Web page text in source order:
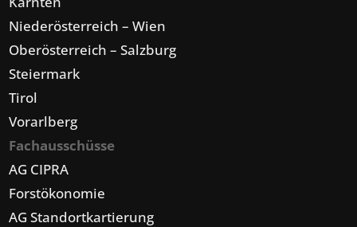
Niederösterreich – Wien
Oberösterreich – Salzburg
Steiermark
Tirol
Vorarlberg
Fachausschüsse
AG CIPRA
Forstökonomie
AG Standortkartierung